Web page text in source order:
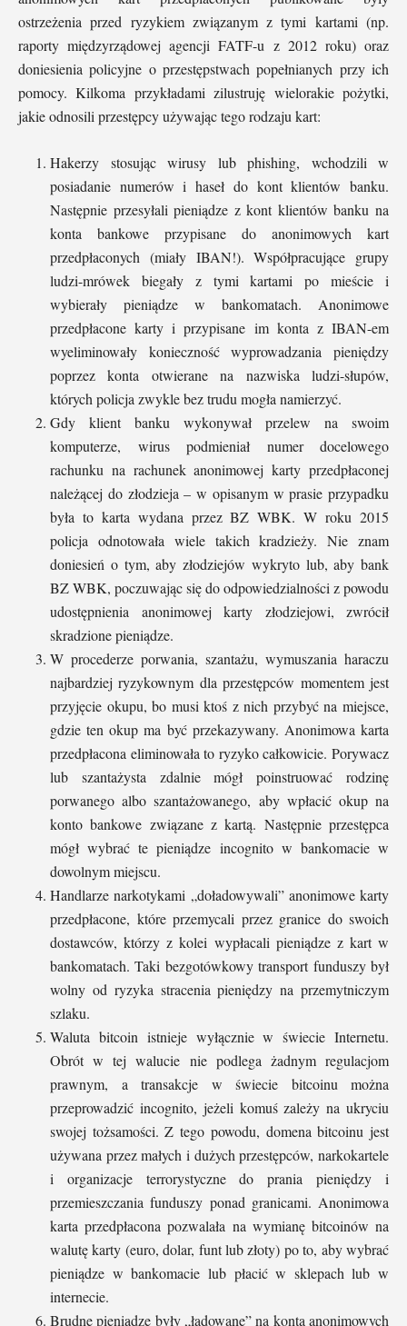
ostrzeżenia przed ryzykiem związanym z tymi kartami (np.
raporty międzyrządowej agencji FATF-u z 2012 roku) oraz
doniesienia policyjne o przestępstwach popełnianych przy ich
pomocy. Kilkoma przykładami zilustruję wielorakie pożytki,
jakie odnosili przestępcy używając tego rodzaju kart:
Hakerzy stosując wirusy lub phishing, wchodzili w
posiadanie numerów i haseł do kont klientów banku.
Następnie przesyłali pieniądze z kont klientów banku na
konta bankowe przypisane do anonimowych kart
przedpłaconych (miały IBAN!). Współpracujące grupy
ludzi-mrówek biegały z tymi kartami po mieście i
wybierały pieniądze w bankomatach. Anonimowe
przedpłacone karty i przypisane im konta z IBAN-em
wyeliminowały konieczność wyprowadzania pieniędzy
poprzez konta otwierane na nazwiska ludzi-słupów,
których policja zwykle bez trudu mogła namierzyć.
Gdy klient banku wykonywał przelew na swoim
komputerze, wirus podmieniał numer docelowego
rachunku na rachunek anonimowej karty przedpłaconej
należącej do złodzieja – w opisanym w prasie przypadku
była to karta wydana przez BZ WBK. W roku 2015
policja odnotowała wiele takich kradzieży. Nie znam
doniesień o tym, aby złodziejów wykryto lub, aby bank
BZ WBK, poczuwając się do odpowiedzialności z powodu
udostępnienia anonimowej karty złodziejowi, zwrócił
skradzione pieniądze.
W procederze porwania, szantażu, wymuszania haraczu
najbardziej ryzykownym dla przestępców momentem jest
przyjęcie okupu, bo musi ktoś z nich przybyć na miejsce,
gdzie ten okup ma być przekazywany. Anonimowa karta
przedpłacona eliminowała to ryzyko całkowicie. Porywacz
lub szantażysta zdalnie mógł poinstruować rodzinę
porwanego albo szantażowanego, aby wpłacić okup na
konto bankowe związane z kartą. Następnie przestępca
mógł wybrać te pieniądze incognito w bankomacie w
dowolnym miejscu.
Handlarze narkotykami „doładowywali” anonimowe karty
przedpłacone, które przemycali przez granice do swoich
dostawców, którzy z kolei wypłacali pieniądze z kart w
bankomatach. Taki bezgotówkowy transport funduszy był
wolny od ryzyka stracenia pieniędzy na przemytniczym
szlaku.
Waluta bitcoin istnieje wyłącznie w świecie Internetu.
Obrót w tej walucie nie podlega żadnym regulacjom
prawnym, a transakcje w świecie bitcoinu można
przeprowadzić incognito, jeżeli komuś zależy na ukryciu
swojej tożsamości. Z tego powodu, domena bitcoinu jest
używana przez małych i dużych przestępców, narkokartele
i organizacje terrorystyczne do prania pieniędzy i
przemieszczania funduszy ponad granicami. Anonimowa
karta przedpłacona pozwalała na wymianę bitcoinów na
walutę karty (euro, dolar, funt lub złoty) po to, aby wybrać
pieniądze w bankomacie lub płacić w sklepach lub w
internecie.
Brudne pieniądze były „ładowane” na konta anonimowych